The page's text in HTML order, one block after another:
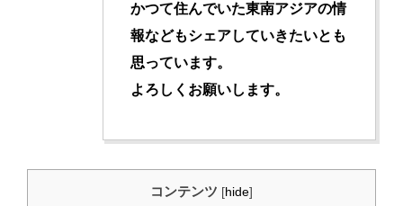
かつて住んでいた東南アジアの情
報などもシェアしていきたいとも
思っています。
よろしくお願いします。
コンテンツ [hide]